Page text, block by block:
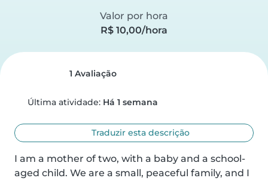
Valor por hora
R$ 10,00/hora
1 Avaliação
Última atividade: Há 1 semana
Traduzir esta descrição
I am a mother of two, with a baby and a school-
aged child. We are a small, peaceful family, and I